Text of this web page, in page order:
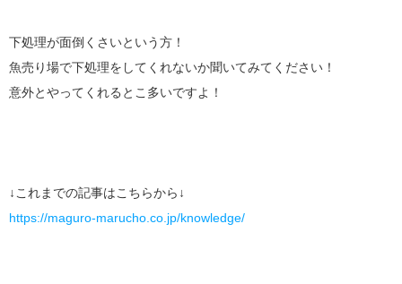
下処理が面倒くさいという方！
魚売り場で下処理をしてくれないか聞いてみてください！
意外とやってくれるとこ多いですよ！
↓これまでの記事はこちらから↓
https://maguro-marucho.co.jp/knowledge/